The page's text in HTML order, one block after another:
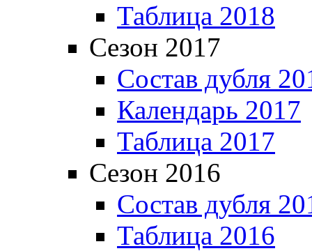
Таблица 2018
Сезон 2017
Состав дубля
Календарь 2017
Таблица 2017
Сезон 2016
Состав дубля
Таблица 2016